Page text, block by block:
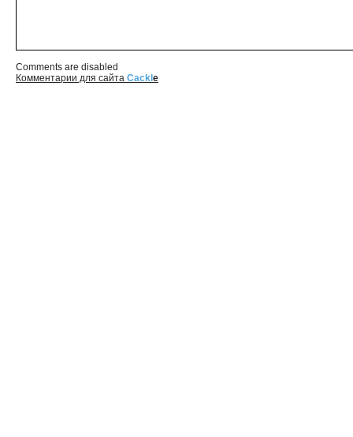
Comments are disabled
Комментарии для сайта Cackl e